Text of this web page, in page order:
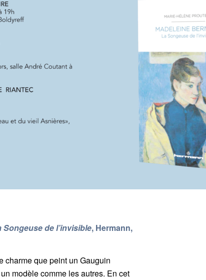
de l’invisible, Hermann,
charme que peint un Gauguin
modèle comme les autres. En cet